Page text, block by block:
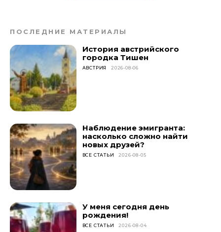
ПОСЛЕДНИЕ МАТЕРИАЛЫ
История австрийского
городка Тишен
АВСТРИЯ 2026-08-06
Наблюдение эмигранта:
насколько сложно найти
новых друзей?
ВСЕ СТАТЬИ 2026-08-05
У меня сегодня день
рождения!
ВСЕ СТАТЬИ 2026-08-04